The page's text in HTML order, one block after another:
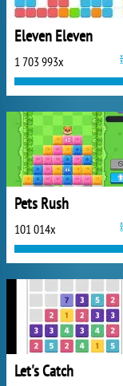
Eleven Eleven
1 703 993x
Pets Rush
101 014x
Let's Catch